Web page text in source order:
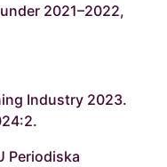
2021–2022,
Industry 2023.
Periodiska